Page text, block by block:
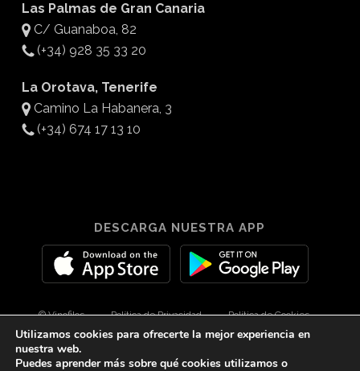
Las Palmas de Gran Canaria
C/ Guanaboa, 82
(+34) 928 35 33 20
La Orotava, Tenerife
Camino La Habanera, 3
(+34) 674 17 13 10
DESCARGA NUESTRA APP
© Vinofilos Política de Privacidad Política de Cookies
Aviso Legal Diseño por 3Com Maketing
Utilizamos cookies para ofrecerte la mejor experiencia en
nuestra web.
Puedes aprender más sobre qué cookies utilizamos o